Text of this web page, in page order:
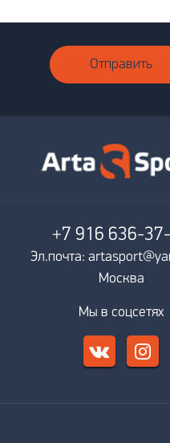
Отправить
+7 916 636-
Эл.почта:
Москва
Мы в соцсетях